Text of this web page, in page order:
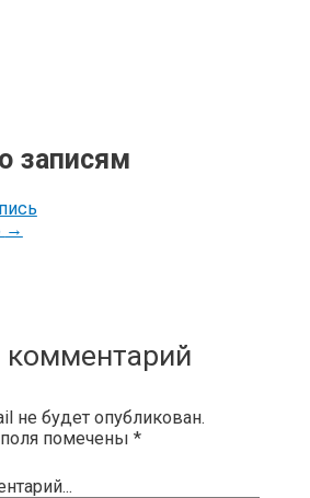
записям
→
комментарий
не будет опубликован.
помечены *